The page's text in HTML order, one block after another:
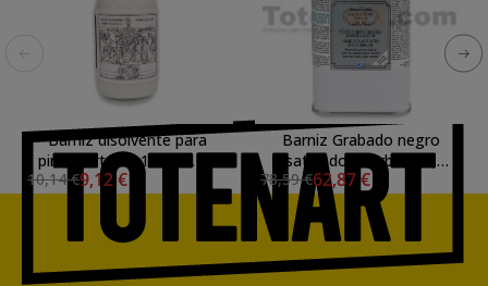
Barniz disolvente para
pintar Artools 125 ml.. **
10,14 €9,12 €
Barniz Grabado negro
satinado Charbonnel,
LAMOUR, 1000 ml.
78,59 €62,87 €